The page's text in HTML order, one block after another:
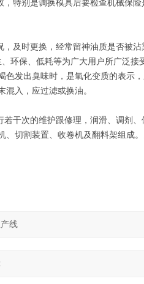
别是调换模具后要检查机械保险
时更换，经常留神油质是否被沾
环保、低耗等为广大用户所广泛接
色发出臭味时，是氧化变质的表示
入，应过滤或换油。
干次的维护跟修理，润滑、调剂、
、切割装置、收卷机及翻料架组成